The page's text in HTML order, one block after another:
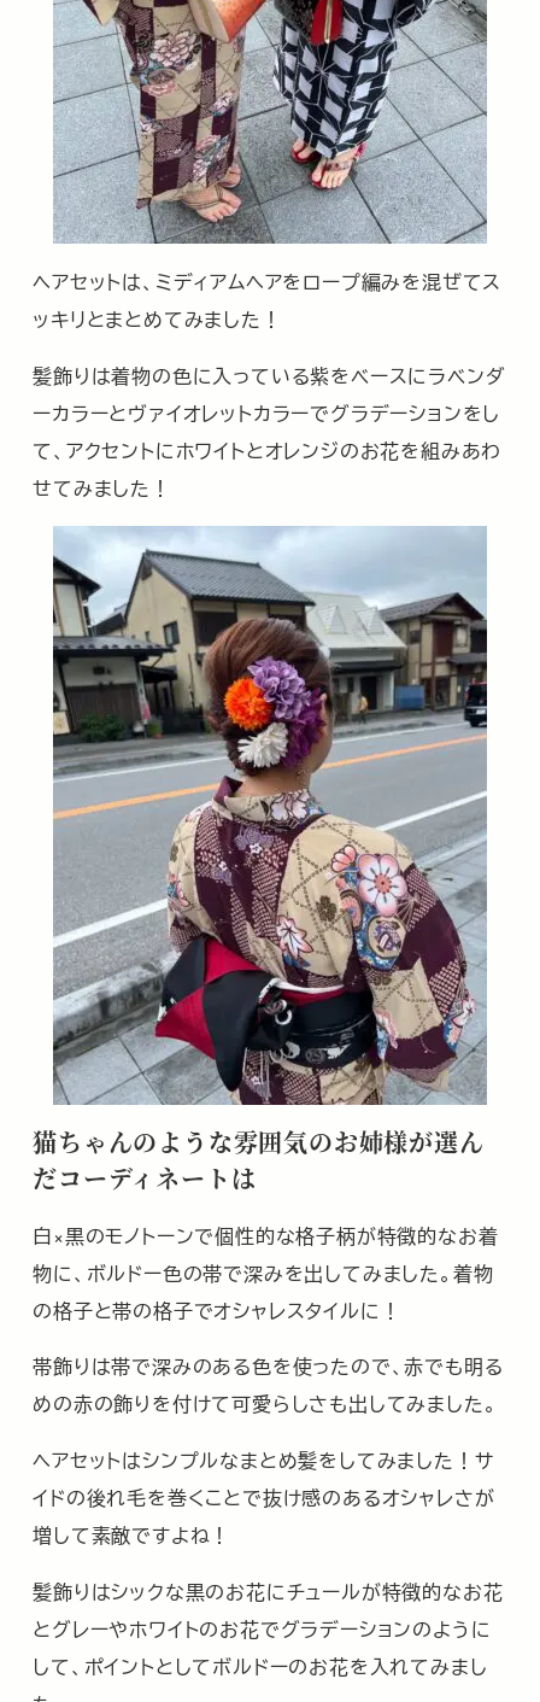
ヘアセットは、ミディアムヘアをロープ編みを混ぜてス
ッキリとまとめてみました！
髪飾りは着物の色に入っている紫をベースにラベンダ
ーカラーとヴァイオレットカラーでグラデーションをし
て、アクセントにホワイトとオレンジのお花を組みあわ
せてみました！
猫ちゃんのような雰囲気のお姉様が選ん
だコーディネートは
白×黒のモノトーンで個性的な格子柄が特徴的なお着
物に、ボルドー色の帯で深みを出してみました。着物
の格子と帯の格子でオシャレスタイルに！
帯飾りは帯で深みのある色を使ったので、赤でも明る
めの赤の飾りを付けて可愛らしさも出してみました。
ヘアセットはシンプルなまとめ髪をしてみました！サ
イドの後れ毛を巻くことで抜け感のあるオシャレさが
増して素敵ですよね！
髪飾りはシックな黒のお花にチュールが特徴的なお花
とグレーやホワイトのお花でグラデーションのように
して、ポイントとしてボルドーのお花を入れてみまし